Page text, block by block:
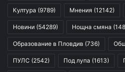
Култура (9789) Мнения (12142)
Новини (54289) Нощна смяна
Образование в Пловдив (736)
ПУЛС (2542) Под лупа (1613)